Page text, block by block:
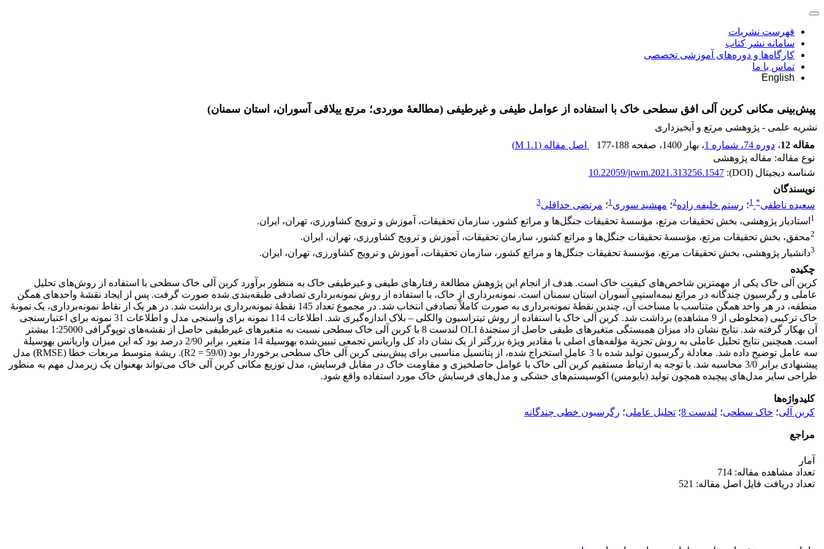
فهرست نشریات
سامانه نشر کتاب
کارگاه‌ها و دوره‌های آموزشی تخصصی
تماس با ما
English
پیش‌بینی مکانی کربن آلی افق سطحی خاک با استفاده از عوامل طیفی و غیرطیفی (مطالعۀ موردی؛ مرتع ییلاقی آسوران، استان سمنان)
نشریه علمی - پژوهشی مرتع و آبخیزداری
مقاله 12
، دوره 74، شماره 1 ، بهار 1400 ، صفحه 177-188 اصل مقاله (1.1 M
)
نوع مقاله: مقاله پژوهشی
شناسه دیجیتال (DOI):
10.22059/jrwm.2021.313256.1547
نویسندگان
سعیده ناطقی*
1؛ رستم خلیفه زاده2؛ مهشید سوری1؛ مرتضی خداقلی3
1 استادیار پژوهشی، بخش تحقیقات مرتع، مؤسسۀ تحقیقات جنگل‌ها و مراتع کشور، سازمان تحقیقات، آموزش و ترویج کشاورزی، تهران، ایران.
2محقق، بخش تحقیقات مرتع، مؤسسۀ تحقیقات جنگل‌ها و مراتع کشور، سازمان تحقیقات، آموزش و ترویج کشاورزی، تهران، ایران.
3دانشیار پژوهشی، بخش تحقیقات مرتع، مؤسسۀ تحقیقات جنگل‌ها و مراتع کشور، سازمان تحقیقات، آموزش و ترویج کشاورزی، تهران، ایران.
چکیده
کربن آلی خاک یکی از مهم­ترین شاخص‌های کیفیت خاک است. هدف از انجام این پژوهش مطالعة رفتارهای طیفی و غیرطیفی خاک به منظور برآورد کربن آلی خاک سطحی با استفاده از روش‌های تحلیل
عاملی و رگرسیون چندگانه در مراتع نیمه‌استپی آسوران استان سمنان است. نمونه‌برداری از خاک، با استفاده از روش نمونه‌برداری تصادفی طبقه‌بندی شده صورت گرفت. پس از ایجاد نقشۀ واحدهای همگن
منطقه، در هر واحد همگن متناسب با مساحت آن، چندین نقطۀ نمونه‌برداری به صورت کاملاً تصادفی انتخاب شد. در مجموع تعداد 145 نقطۀ نمونه‌برداری برداشت شد. در هر یک از نقاط نمونه‌برداری، یک نمونۀ
خاک ترکیبی (مخلوطی از 9 مشاهده) برداشت شد. کربن آلی خاک با استفاده از روش تیتراسیون والکلی – بلاک اندازه‌گیری شد. اطلاعات 114 نمونه برای واسنجی مدل و اطلاعات 31 نمونه برای اعتبارسنجی
آن به­کار گرفته شد. نتایج نشان داد میزان همبستگی متغیرهای طیفی حاصل از سنجندۀ OLI لندست 8 با کربن آلی خاک سطحی نسبت به متغیرهای غیرطیفی حاصل از نقشه‌های توپوگرافی 1:25000 بیشتر
است. همچنین نتایج تحلیل عاملی به روش تجزیة مؤلفه‌های اصلی با مقادیر ویژة بزرگتر از یک نشان داد کل واریانس تجمعی تبیین‌شده به­وسیلة 14 متغیر، برابر 2/90 درصد بود که این میزان واریانس به­وسیلة
سه عامل توضیح داده شد. معادلة رگرسیون تولید شده با 3 عامل استخراج شده، از پتانسیل مناسبی برای پیش‌بینی کربن آلی خاک سطحی برخوردار بود (59/0 = R2). ریشة متوسط مربعات خطا (RMSE) مدل
پیشنهادی برابر 3/0 محاسبه شد. با توجه به ارتباط مستقیم کربن آلی خاک با عوامل حاصلخیزی و مقاومت خاک در مقابل فرسایش، مدل توزیع مکانی کربن آلی خاک می‌تواند به­عنوان یک زیرمدل مهم به منظور
طراحی سایر مدل‌های پیچیده همچون تولید (بایومس) اکوسیستم‌های خشکی و مدل‌های فرسایش خاک مورد استفاده واقع شود.
کلیدواژه‌ها
کربن آلی؛ خاک سطحی؛ لندست 8 ؛ تحلیل عاملی؛ رگرسیون خطی چندگانه
مراجع
آمار
تعداد مشاهده مقاله: 714
تعداد دریافت فایل اصل مقاله: 521